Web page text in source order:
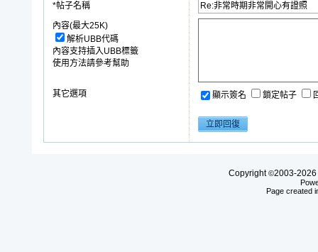
*帖子名稱
內容(最大25K)
解析UBB代碼
內容支持插入UBB標籤
使用方法請參考幫助
其它選項 顯示簽名 鎖定帖子
Copyright©2003-2026
Page created